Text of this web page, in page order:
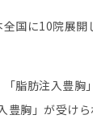
国に10院展開
脂肪注入豊胸
豊胸」が受け